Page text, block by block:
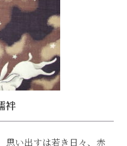
袢
思い出すは若き日々、赤